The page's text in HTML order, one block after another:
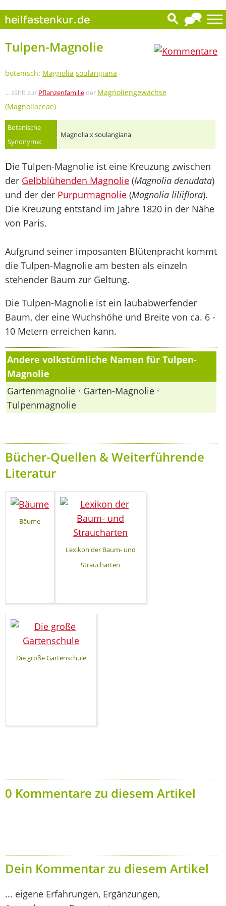
Tulpen-Magnolie
botanisch: Magnolia soulangiana
... zählt zur Pflanzenfamilie der Magnoliengewächse
(Magnoliaceae)
Botanische
Synonyme:
Magnolia x soulangiana
Die Tulpen-Magnolie ist eine Kreuzung zwischen
der Gelbblühenden Magnolie (Magnolia denudata)
und der der Purpurmagnolie (Magnolia liliiflora).
Die Kreuzung entstand im Jahre 1820 in der Nähe
von Paris.
Aufgrund seiner imposanten Blütenpracht kommt
die Tulpen-Magnolie am besten als einzeln
stehender Baum zur Geltung.
Die Tulpen-Magnolie ist ein laubabwerfender
Baum, der eine Wuchshöhe und Breite von ca. 6 -
10 Metern erreichen kann.
Andere volkstümliche Namen für Tulpen-
Magnolie
Gartenmagnolie · Garten-Magnolie ·
Tulpenmagnolie
Bücher-Quellen & Weiterführende
Literatur
Bäume
Lexikon der Baum- und
Straucharten
Die große Gartenschule
0 Kommentare zu diesem Artikel
Dein Kommentar zu diesem Artikel
... eigene Erfahrungen, Ergänzungen,